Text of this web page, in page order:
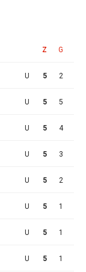
Z G
U 5 2
U 5 5
U 5 4
U 5 3
U 5 2
U 5 1
U 5 1
U 5 1